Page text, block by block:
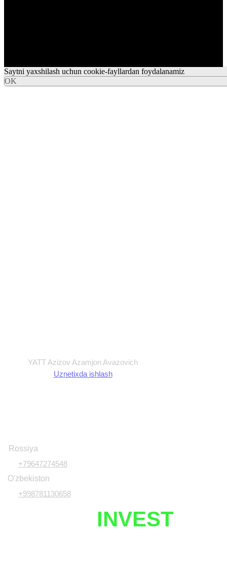
YATT Azizov Azamjon Avazovich
Uznetixda ishlash
Rossiya
+79647274548
O'zbekiston
+998781130658
INVEST
Saytni yaxshilash uchun cookie-fayllardan foydalanamiz
OK